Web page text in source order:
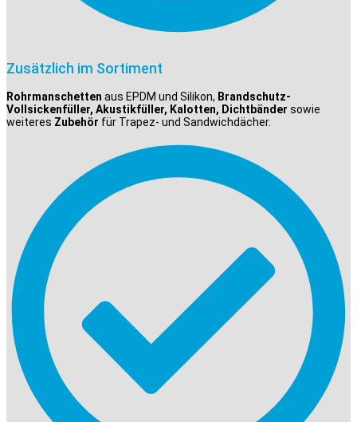
Zusätzlich im Sortiment
Rohrmanschetten aus EPDM und Silikon, Brandschutz-
Vollsickenfüller, Akustikfüller, Kalotten, Dichtbänder sowie
weiteres Zubehör für Trapez- und Sandwichdächer.